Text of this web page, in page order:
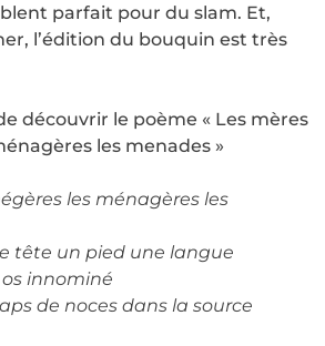
parfait pour du slam. Et,
l’édition du bouquin est très
découvrir le poème « Les mères
les menades »
les ménagères les
tête un pied une langue
innominé
de noces dans la source